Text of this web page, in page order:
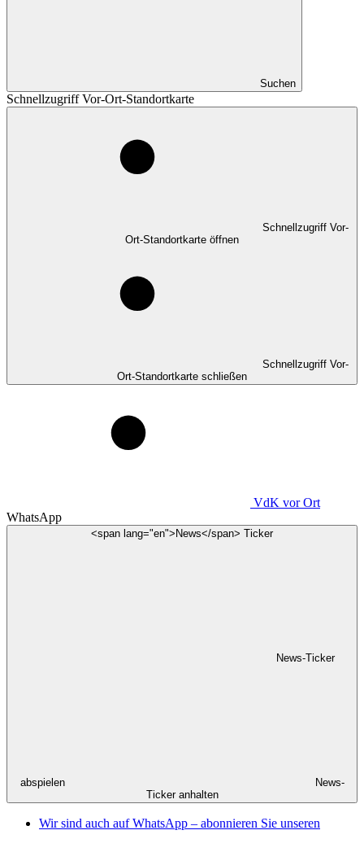
Suchen
Schnellzugriff Vor-Ort-Standortkarte
Schnellzugriff Vor-
Ort-Standortkarte öffnen
Schnellzugriff Vor-
Ort-Standortkarte schließen
VdK vor Ort
WhatsApp
<span lang="en">News</span> Ticker
News-Ticker
abspielen
News-
Ticker anhalten
Wir sind auch auf WhatsApp – abonnieren Sie unseren